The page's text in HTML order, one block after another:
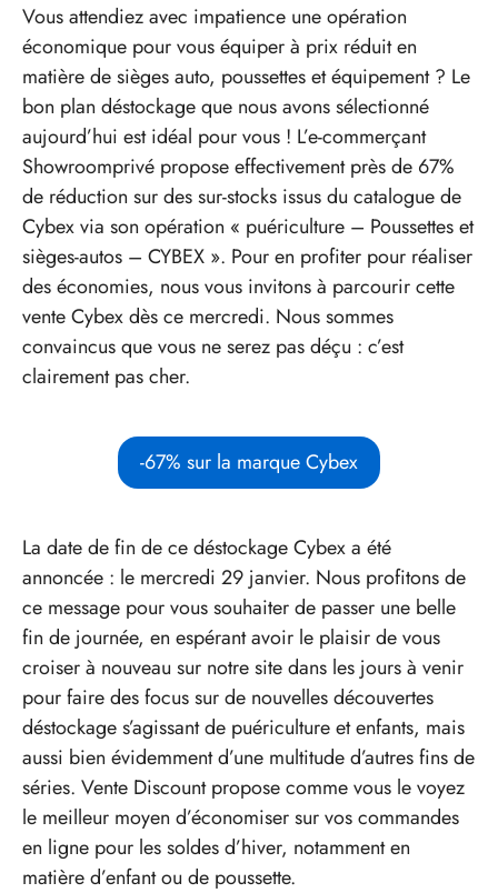
Vous attendiez avec impatience une opération
économique pour vous équiper à prix réduit en
matière de sièges auto, poussettes et équipement ? Le
bon plan déstockage que nous avons sélectionné
aujourd’hui est idéal pour vous ! L’e-commerçant
Showroomprivé propose effectivement près de 67%
de réduction sur des sur-stocks issus du catalogue de
Cybex via son opération « puériculture – Poussettes et
sièges-autos – CYBEX ». Pour en profiter pour réaliser
des économies, nous vous invitons à parcourir cette
vente Cybex dès ce mercredi. Nous sommes
convaincus que vous ne serez pas déçu : c’est
clairement pas cher.
-67% sur la marque Cybex
La date de fin de ce déstockage Cybex a été
annoncée : le mercredi 29 janvier. Nous profitons de
ce message pour vous souhaiter de passer une belle
fin de journée, en espérant avoir le plaisir de vous
croiser à nouveau sur notre site dans les jours à venir
pour faire des focus sur de nouvelles découvertes
déstockage s’agissant de puériculture et enfants, mais
aussi bien évidemment d’une multitude d’autres fins de
séries. Vente Discount propose comme vous le voyez
le meilleur moyen d’économiser sur vos commandes
en ligne pour les soldes d’hiver, notamment en
matière d’enfant ou de poussette.